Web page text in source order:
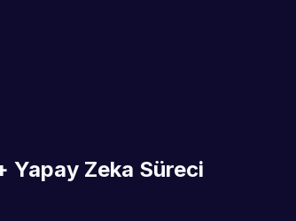
Yapay Zeka Süreci